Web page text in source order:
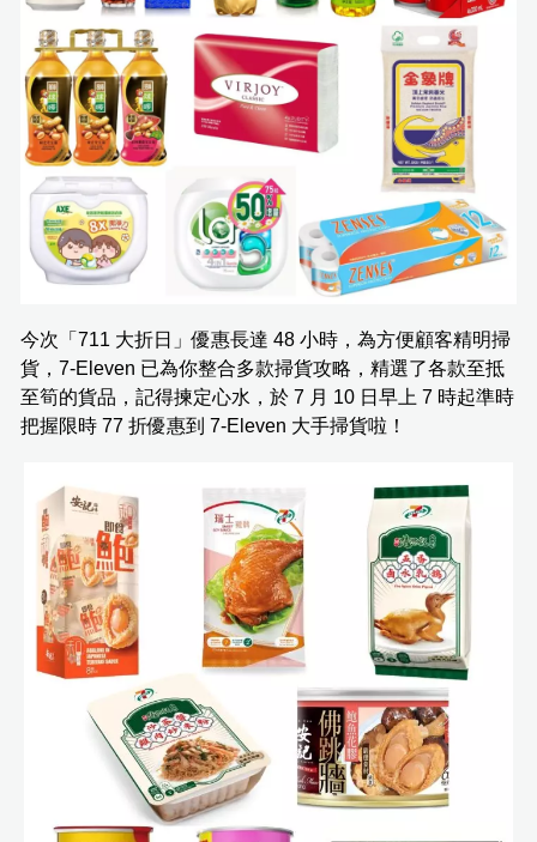
今次「711 大折日」優惠長達 48 小時，為方便顧客精明掃
貨，7-Eleven 已為你整合多款掃貨攻略，精選了各款至抵
至筍的貨品，記得揀定心水，於 7 月 10 日早上 7 時起準時
把握限時 77 折優惠到 7-Eleven 大手掃貨啦！